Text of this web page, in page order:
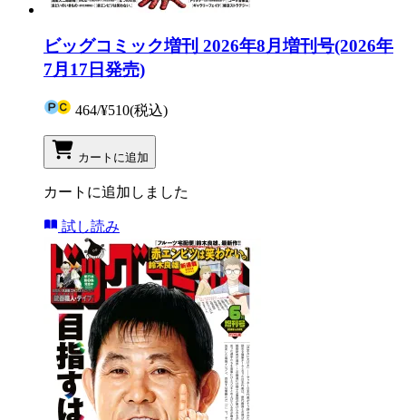
ビッグコミック増刊 2026年8月増刊号(2026年
7月17日発売)
464/¥510(税込)
カートに追加
カートに追加しました
試し読み